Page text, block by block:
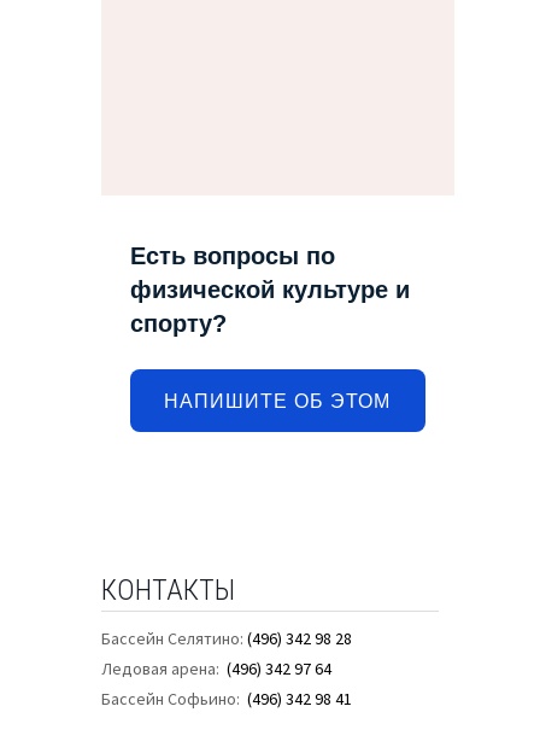
Есть вопросы по
физической культуре и
спорту?
НАПИШИТЕ ОБ ЭТОМ
КОНТАКТЫ
Бассейн Селятино: (496) 342 98 28
Ледовая арена: (496) 342 97 64
Бассейн Софьино: (496) 342 98 41